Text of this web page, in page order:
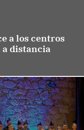
a los centros
distancia